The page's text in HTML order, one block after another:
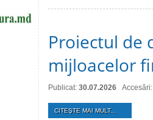
Proiectul de
mijloacelor
Publicat: 30.07.2026
CITEŞTE MAI MULT...